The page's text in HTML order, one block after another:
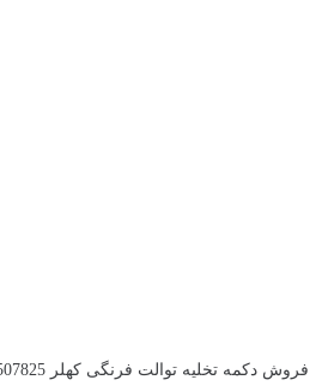
فروش دکمه تخلیه توالت فرنگی کهلر 09121507825